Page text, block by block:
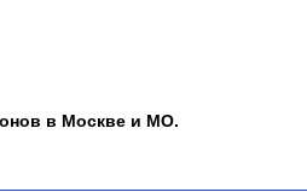
в Москве и МО.